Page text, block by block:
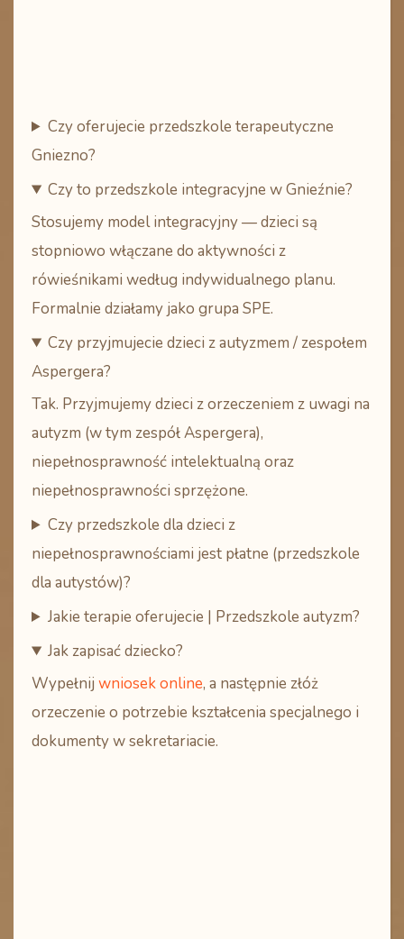
Czy oferujecie przedszkole terapeutyczne
Gniezno?
Czy to przedszkole integracyjne w Gnieźnie?
Stosujemy model integracyjny— dzieci są
stopniowo włączane do aktywności z
rówieśnikami według indywidualnego planu.
Formalnie działamy jako grupa SPE.
Czy przyjmujecie dzieci z autyzmem / zespołem
Aspergera?
Tak. Przyjmujemy dzieci z orzeczeniem z uwagi na
autyzm (w tym zespół Aspergera),
niepełnosprawność intelektualną oraz
niepełnosprawności sprzężone.
Czy przedszkole dla dzieci z
niepełnosprawnościami jest płatne (przedszkole
dla autystów)?
Jakie terapie oferujecie | Przedszkole autyzm?
Jak zapisać dziecko?
Wypełnij wniosek online, a następnie złóż
orzeczenie o potrzebie kształcenia specjalnego i
dokumenty w sekretariacie.